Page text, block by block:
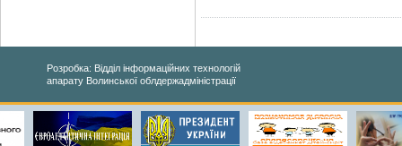
Розробка: Відділ інформаційних технологій
апарату Волинської облдержадміністрації